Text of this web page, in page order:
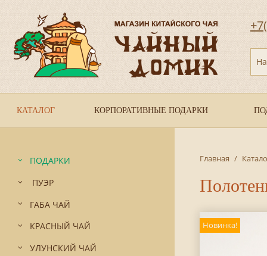
КАТАЛОГ КОРПОРАТИВНЫЕ ПОДАРКИ
ПОДАРКИ
ПУЭР
ГАБА ЧАЙ
КРАСНЫЙ ЧАЙ
УЛУНСКИЙ ЧАЙ
Главная /
Новинка!